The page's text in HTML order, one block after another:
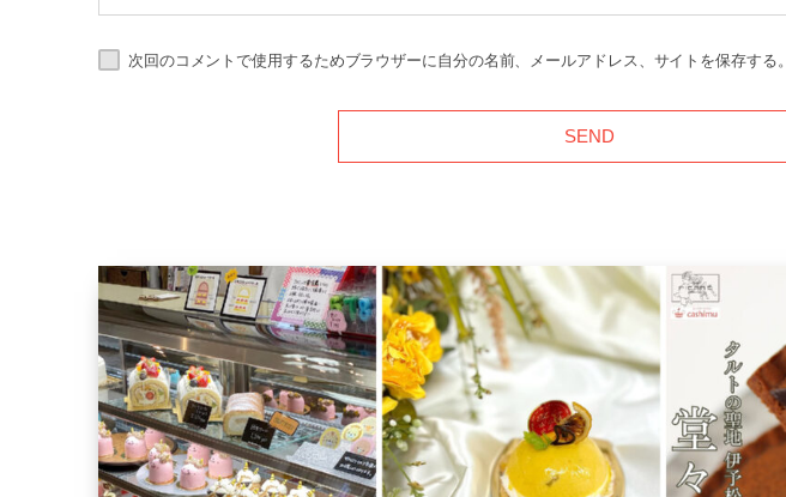
次回のコメントで使用するためブラウザーに自分の名前、メールアドレス、サイトを保存する。